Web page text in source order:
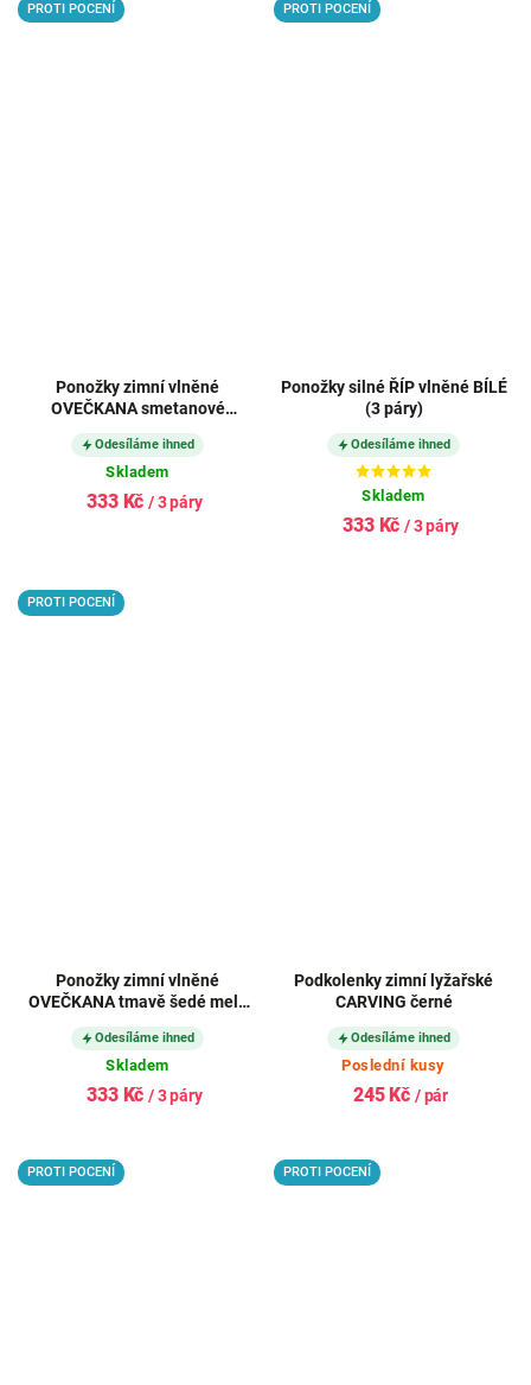
PROTI POCENÍ
Ponožky zimní vlněné
OVEČKANA smetanové
(3 páry)
Odesíláme ihned
Skladem
333 Kč/ 3 páry
PROTI POCENÍ
Ponožky silné ŘÍP vlněné BÍLÉ
(3 páry)
Odesíláme ihned
Skladem
333 Kč/ 3 páry
PROTI POCENÍ
Ponožky zimní vlněné
OVEČKANA tmavě šedé melé
(3 páry)
Odesíláme ihned
Skladem
333 Kč/ 3 páry
Podkolenky zimní lyžařské
CARVING černé
Odesíláme ihned
Poslední kusy
245 Kč / pár
PROTI POCENÍ PROTI POCENÍ